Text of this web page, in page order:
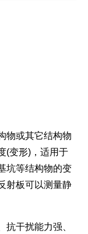
物或其它结构物
(变形)，适用于
坑等结构物的变
射板可以测量静
干扰能力强、